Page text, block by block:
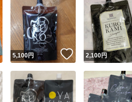
いいね！
5,100円 いいね！
2,100円